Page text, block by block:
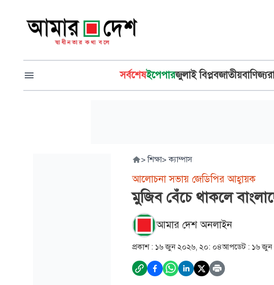
সর্বশেষইপেপারজুলাই বিপ্লবজাতীয়বাণিজ্য
> শিক্ষা> ক্যাম্পাস
আলোচনা সভায় জেডিপির আহ্বায়ক
মুজিব বেঁচে থাকলে
আমার দেশ অনলাইন
প্রকাশ : ১৬ জুন ২০২৬, ২০: ০৪আপডেট : ১৬ জুন